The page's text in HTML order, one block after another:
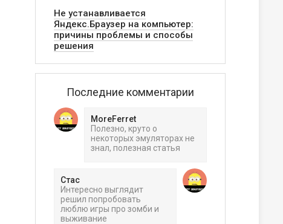
Не устанавливается
Яндекс.Браузер на компьютер:
причины проблемы и способы
решения
Последние комментарии
MoreFerret
Полезно, круто о
некоторых эмуляторах не
знал, полезная статья
Стас
Интересно выглядит
решил попробовать
люблю игры про зомби и
выживание